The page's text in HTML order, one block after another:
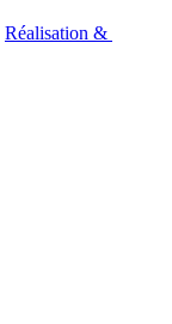
Réalisation &